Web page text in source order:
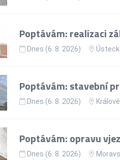
Poptávám: realizaci
Dnes (6. 8. 2026)
Poptávám: stavební
Dnes (6. 8. 2026)
Poptávám: opravu
Dnes (6. 8. 2026)